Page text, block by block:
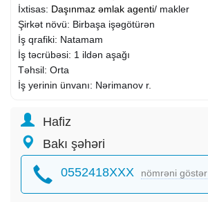
İxtisas: Daşınmaz əmlak agenti/ makler
Şirkət növü: Birbaşa işəgötürən
İş qrafiki: Natamam
İş təcrübəsi: 1 ildən aşağı
Təhsil: Orta
İş yerinin ünvanı: Nərimanov r.
Hafiz
Bakı şəhəri
0552418XXX nömrəni göstər